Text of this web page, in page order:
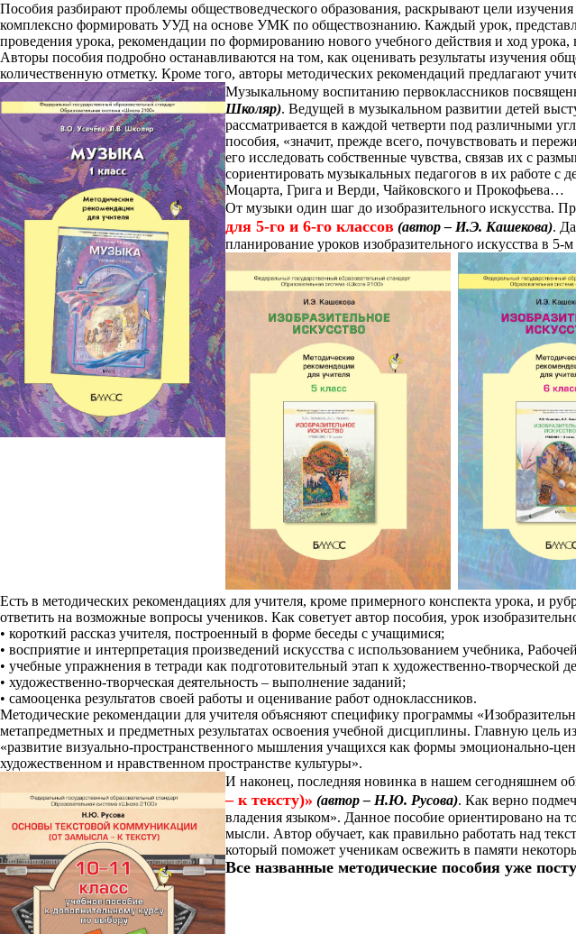
Пособия разбирают проблемы обществоведческого образования, раскрывают цели
комплексно формировать УУД на основе УМК по обществознанию. Каждый урок,
проведения урока, рекомендации по формированию нового учебного действия и ход
Авторы пособия подробно останавливаются на том, как оценивать результаты изучения
количественную отметку. Кроме того, авторы методических рекомендаций предлагают
Музыкальному воспитанию первоклассников
Школяр). Ведущей в музыкальном развитии детей
рассматривается в каждой четверти под различными
пособия, «значит, прежде всего, почувствовать и
его исследовать собственные чувства, связав их с
сориентировать музыкальных педагогов в их работе с
Моцарта, Грига и Верди, Чайковского и Прокофьева…
От музыки один шаг до изобразительного искусства.
для 5-го и 6-го классов (автор – И.Э. Кашекова).
планирование уроков изобразительного искусства в
Есть в методических рекомендациях для учителя, кроме примерного конспекта урока, и
ответить на возможные вопросы учеников. Как советует автор пособия, урок
• короткий рассказ учителя, построенный в форме беседы с учащимися;
• восприятие и интерпретация произведений искусства с использованием учебника,
• учебные упражнения в тетради как подготовительный этап к художественно-творческой
• художественно-творческая деятельность – выполнение заданий;
• самооценка результатов своей работы и оценивание работ одноклассников.
Методические рекомендации для учителя объясняют специфику программы
метапредметных и предметных результатах освоения учебной дисциплины. Главную цель
«развитие визуально-пространственного мышления учащихся как формы эмоционально-
художественном и нравственном пространстве культуры».
И наконец, последняя новинка в нашем сегодняшнем
– к тексту)» (автор – Н.Ю. Русова). Как верно
владения языком». Данное пособие ориентировано на
мысли. Автор обучает, как правильно работать над
который поможет ученикам освежить в памяти
Все названные методические пособия уже